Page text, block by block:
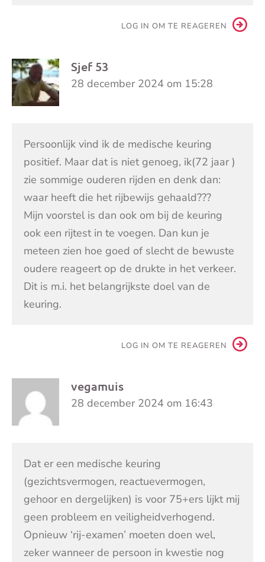
LOG IN OM TE REAGEREN
Sjef 53
28 december 2024 om 15:28
Persoonlijk vind ik de medische keuring
positief. Maar dat is niet genoeg, ik(72 jaar )
zie sommige ouderen rijden en denk dan:
waar heeft die het rijbewijs gehaald???
Mijn voorstel is dan ook om bij de keuring
ook een rijtest in te voegen. Dan kun je
meteen zien hoe goed of slecht de bewuste
oudere reageert op de drukte in het verkeer.
Dit is m.i. het belangrijkste doel van de
keuring.
LOG IN OM TE REAGEREN
vegamuis
28 december 2024 om 16:43
Dat er een medische keuring
(gezichtsvermogen, reactuevermogen,
gehoor en dergelijken) is voor 75+ers lijkt mij
geen probleem en veiligheidverhogend.
Opnieuw ‘rij-examen’ moeten doen wel,
zeker wanneer de persoon in kwestie nog